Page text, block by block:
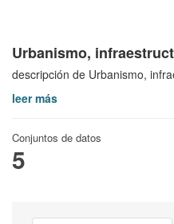
Urbanismo,
descripción de Urbanismo,
leer más
Conjuntos de datos
5